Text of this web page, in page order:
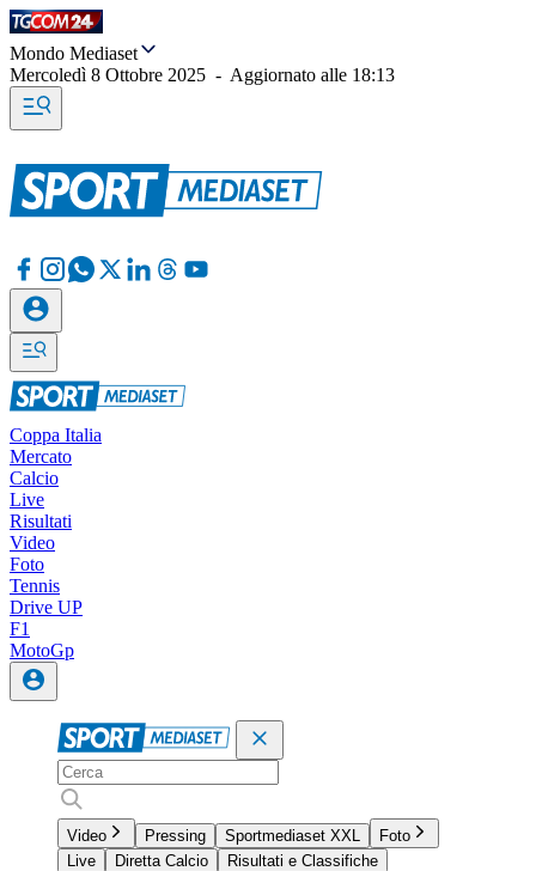
Mondo Mediaset
Mercoledì 8 Ottobre 2025 - Aggiornato alle 18:13
Coppa Italia
Mercato
Calcio
Live
Risultati
Video
Foto
Tennis
Drive UP
F1
MotoGp
Video Pressing Sportmediaset XXL
Foto
Live
Diretta Calcio
Risultati e Classifiche